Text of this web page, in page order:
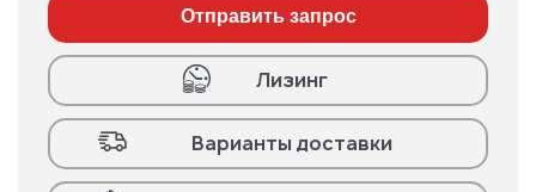
Отправить запрос
Лизинг
Варианты доставки